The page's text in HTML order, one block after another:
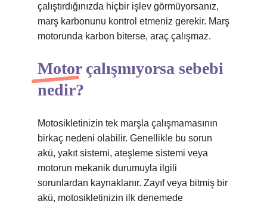
çalıştırdığınızda hiçbir işlev görmüyorsanız,
marş karbonunu kontrol etmeniz gerekir. Marş
motorunda karbon biterse, araç çalışmaz.
Motor çalışmıyorsa sebebi
nedir?
Motosikletinizin tek marşla çalışmamasının
birkaç nedeni olabilir. Genellikle bu sorun
akü, yakıt sistemi, ateşleme sistemi veya
motorun mekanik durumuyla ilgili
sorunlardan kaynaklanır. Zayıf veya bitmiş bir
akü, motosikletinizin ilk denemede